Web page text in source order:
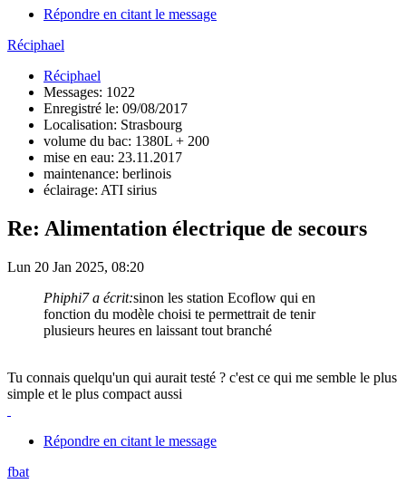
Répondre en citant le message
Réciphael
Réciphael
Messages: 1022
Enregistré le: 09/08/2017
Localisation: Strasbourg
volume du bac: 1380L + 200
mise en eau: 23.11.2017
maintenance: berlinois
éclairage: ATI sirius
Re: Alimentation électrique de secours
Lun 20 Jan 2025, 08:20
Phiphi7 a écrit:sinon les station Ecoflow qui en
fonction du modèle choisi te permettrait de tenir
plusieurs heures en laissant tout branché
Tu connais quelqu'un qui aurait testé ? c'est ce qui me semble le plus
simple et le plus compact aussi
Répondre en citant le message
fbat